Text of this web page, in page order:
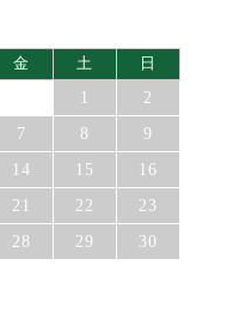
金 土
日
1
2
7 8
9
14 15
16
21 22
23
28 29
30